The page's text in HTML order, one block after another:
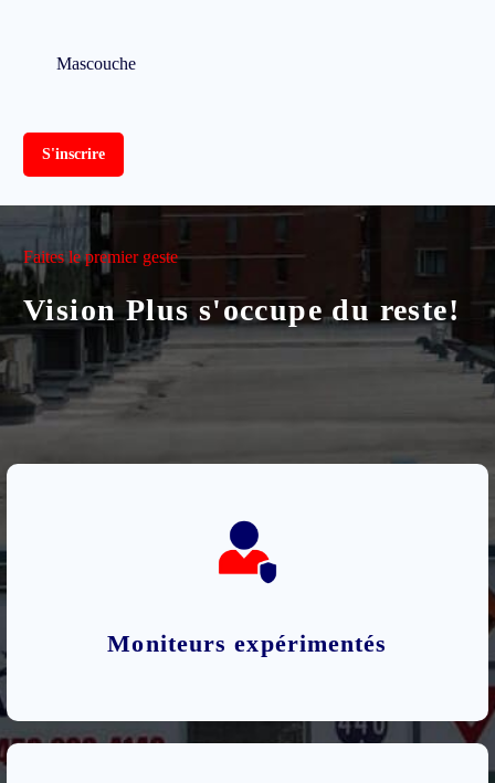
Mascouche
S'inscrire
Faites le premier geste
Vision Plus s'occupe du reste!
École de conduite Vision Plus propose des cours de qualité pour
réussir les examens théorique et pratique de la SAAQ. Des quiz
sur le code routier et des cours pratiques rigoureux sont offerts
pour maximiser vos chances de succès. Obtenez vos permis en
Moniteurs expérimentés